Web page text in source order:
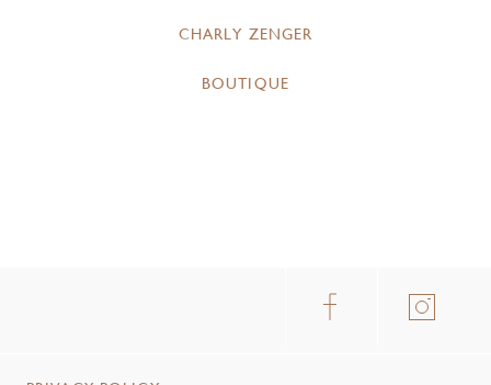
CHARLY ZENGER
BOUTIQUE